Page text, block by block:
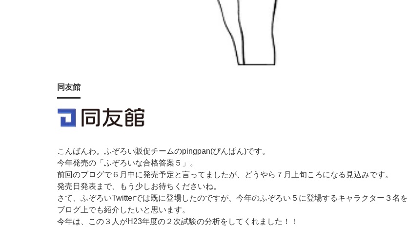
同友館
こんばんわ。ふぞろい販促チームのpingpan(ぴんぱん)です。
今年発売の「ふぞろいな合格答案５」。
前回のブログで６月中に発売予定と言ってましたが、どうやら７月上旬ころになる見込みです。
発売日発表まで、もう少しお待ちくださいね。
さて、ふぞろいTwitterでは既に登場したのですが、今年のふぞろい５に登場するキャラクター３名を
ブログ上でも紹介したいと思います。
今年は、この３人がH23年度の２次試験の分析をしてくれました！！